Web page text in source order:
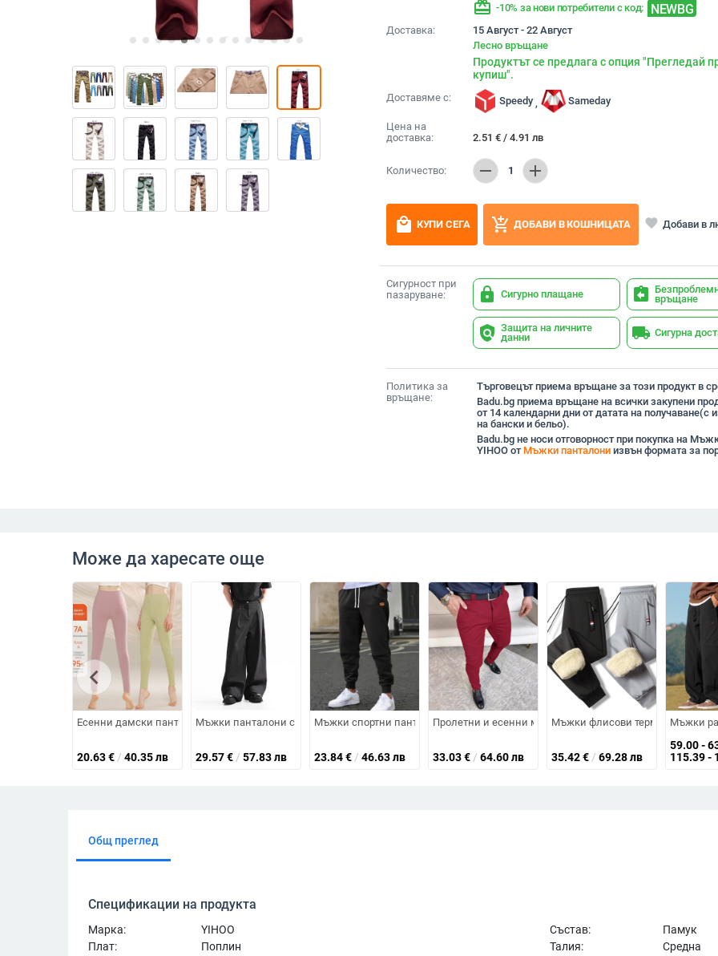
redeem -10% за нови потребители с код: NEWBG
Доставка:
15 Август - 22 Август
Лесно връщане
Продуктът се предлага с опция "Прегледай
купиш".
Доставяме с: Speedy , Sameday
Цена на
доставка:
2.51 € / 4.91 лв
Количество: remove 1 add
local_mall КУПИ СЕГА add_shopping_cart ДОБАВИ В КОШНИЦАТА favorite Добави в
Сигурност при
пазаруване:
lock Сигурно плащане assignment_return връщане
policy Защита на личните
данни
local_shipping Сигурна
Политика за
връщане:
Търговецът приема връщане за този продукт в
Badu.bg приема връщане на всички закупени
от 14 календарни дни от датата на получаване(с
на бански и бельо).
Badu.bg не носи отговорност при покупка на
YIHOO от Мъжки панталониизвън формата за
Може да харесате още
Есенни дамски панталони – чист памук, антибактериални, против акари, висока талия, слим фит
20.63€ / 40.35 лв
Мъжки панталони с прави крачоли от полиестер, младежки стил за пролет-есен, декорация с копчета
29.57€ / 57.83 лв
Мъжки спортни панталони за свободното време с трансгранични експлозии,
23.84€ / 46.63 лв
Пролетни и есенни мъжки панталони, ежедневни
33.03€ / 64.60 лв
Мъжки флисови термо спортни
35.42€ / 69.28 лв
Мъжки
59.00 -
115.39 -
chevron_left
Общ преглед
Спецификации на продукта
Марка: YIHOO Състав:
Памук
Плат:
Поплин Талия: Средна